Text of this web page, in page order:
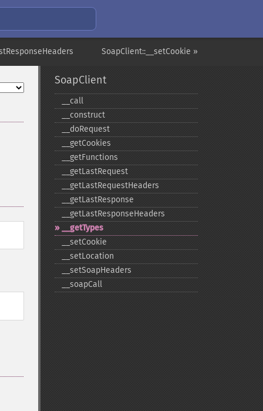
SoapClient::__setCookie »
SoapClient
_​_​call
_​_​construct
_​_​doRequest
_​_​getCookies
_​_​getFunctions
_​_​getLastRequest
_​_​getLastRequestHeaders
_​_​getLastResponse
_​_​getLastResponseHeaders
_​_​getTypes
_​_​setCookie
_​_​setLocation
_​_​setSoapHeaders
_​_​soapCall